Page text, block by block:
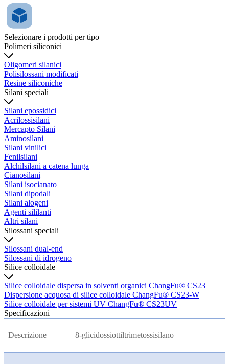
Selezionare i prodotti per tipo
Polimeri siliconici
Oligomeri silanici
Polisilossani modificati
Resine siliconiche
Silani speciali
Silani epossidici
Acrilossisilani
Mercapto Silani
Aminosilani
Silani vinilici
Fenilsilani
Alchilsilani a catena lunga
Cianosilani
Silani isocianato
Silani dipodali
Silani alogeni
Agenti sililanti
Altri silani
Silossani speciali
Silossani dual-end
Silossani di idrogeno
Silice colloidale
Silice colloidale dispersa in solventi organici ChangFu® CS23
Dispersione acquosa di silice colloidale ChangFu® CS23-W
Silice colloidale per sistemi UV ChangFu® CS23UV
Specificazioni
Descrizione 8-glicidossiottiltrimetossisilano